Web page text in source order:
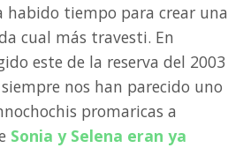
habido tiempo para crear una
cual más travesti. En
este de la reserva del 2003
nos han parecido uno
promaricas a
Sonia y Selena eran ya